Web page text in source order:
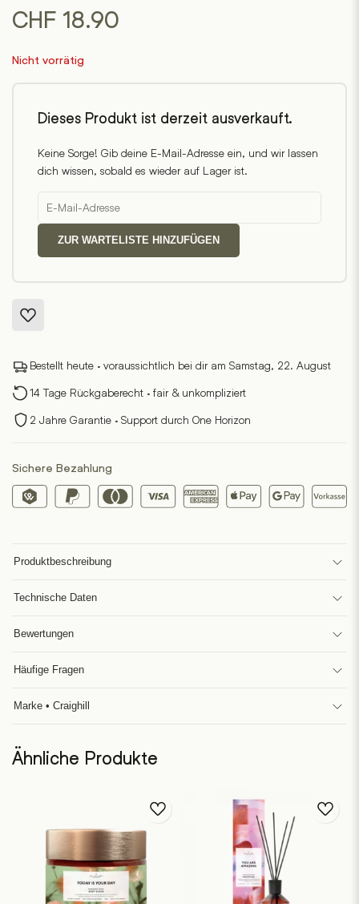
CHF 18.90
Nicht vorrätig
Dieses Produkt ist derzeit ausverkauft.
Keine Sorge! Gib deine E-Mail-Adresse ein, und wir lassen
dich wissen, sobald es wieder auf Lager ist.
ZUR WARTELISTE HINZUFÜGEN
Bestellt heute · voraussichtlich bei dir am Samstag, 22. August
14 Tage Rückgaberecht · fair & unkompliziert
2 Jahre Garantie · Support durch One Horizon
Sichere Bezahlung
Produktbeschreibung
Technische Daten
Bewertungen
Häufige Fragen
Marke • Craighill
Ähnliche Produkte